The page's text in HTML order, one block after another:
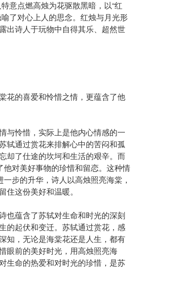
意点燃高烛为花驱散黑暗，以“红
了对心上人的思念。红烛与月光形
出诗人于玩物中自得其乐、超然世
花的喜爱和怜惜之情，更蕴含了他
与怜惜，实际上是他内心情感的一
轼通过赏花来排解心中的苦闷和孤
却了仕途的坎坷和生活的艰辛。而
他对美好事物的珍惜和留恋。这种情
步的升华，诗人以高烛照亮海棠，
这份美好和温暖。
也蕴含了苏轼对生命和时光的深刻
的起伏和变迁。苏轼通过赏花，感
知，无论是海棠花还是人生，都有
眼前的美好时光，用高烛照亮海
生命的热爱和对时光的珍惜，是苏